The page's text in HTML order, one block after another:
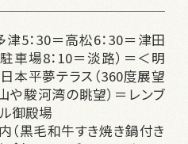
津5：30＝高松6：30＝津田
車場8：10＝淡路）＝＜明
本平夢テラス（360度展望
や駿河湾の眺望）＝レンブ
ル御殿場
（黒毛和牛すき焼き鍋付き